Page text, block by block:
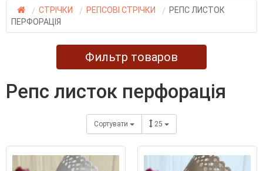
СТРІЧКИ РЕПСОВІ СТРІЧКИ
РЕПС ЛИСТОК
ПЕРФОРАЦІЯ
Фильтр товаров
репс листок перфорація
Сортувати 25